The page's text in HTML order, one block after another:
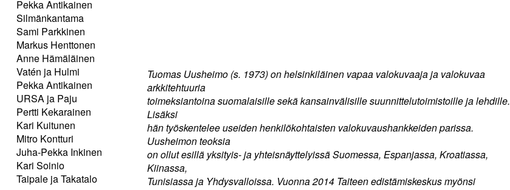
Pekka Antikainen
Silmänkantama
Sami Parkkinen
Markus Henttonen
Anne Hämäläinen
Vatén ja Hulmi
Pekka Antikainen
URSA ja Paju
Pertti Kekarainen
Kari Kuitunen
Mitro Kontturi
Juha-Pekka Inkinen
Kari Soinio
Taipale ja Takatalo
Tuomas Uusheimo (s. 1973) on helsinkiläinen vapaa valokuvaaja ja valokuvaa
arkkitehtuuria
toimeksiantoina suomalaisille sekä kansainvälisille suunnittelutoimistoille ja lehdille.
Lisäksi
hän työskentelee useiden henkilökohtaisten valokuvaushankkeiden parissa.
Uusheimon teoksia
on ollut esillä yksityis- ja yhteisnäyttelyissä Suomessa, Espanjassa, Kroatiassa,
Kiinassa,
Tunisiassa ja Yhdysvalloissa. Vuonna 2014 Taiteen edistämiskeskus myönsi